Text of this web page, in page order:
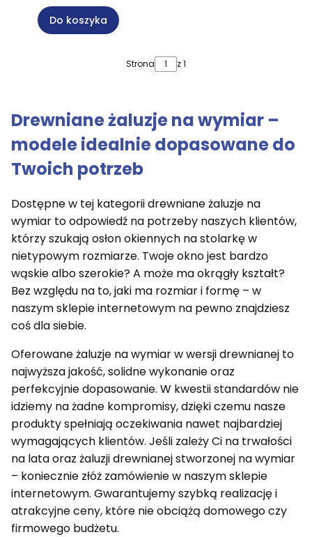
Do koszyka
Strona z 1
Drewniane żaluzje na wymiar –
modele idealnie dopasowane do
Twoich potrzeb
Dostępne w tej kategorii drewniane żaluzje na
wymiar to odpowiedź na potrzeby naszych klientów,
którzy szukają osłon okiennych na stolarkę w
nietypowym rozmiarze. Twoje okno jest bardzo
wąskie albo szerokie? A może ma okrągły kształt?
Bez względu na to, jaki ma rozmiar i formę – w
naszym sklepie internetowym na pewno znajdziesz
coś dla siebie.
Oferowane żaluzje na wymiar w wersji drewnianej to
najwyższa jakość, solidne wykonanie oraz
perfekcyjnie dopasowanie. W kwestii standardów nie
idziemy na żadne kompromisy, dzięki czemu nasze
produkty spełniają oczekiwania nawet najbardziej
wymagających klientów. Jeśli zależy Ci na trwałości
na lata oraz żaluzji drewnianej stworzonej na wymiar
– koniecznie złóż zamówienie w naszym sklepie
internetowym. Gwarantujemy szybką realizację i
atrakcyjne ceny, które nie obciążą domowego czy
firmowego budżetu.